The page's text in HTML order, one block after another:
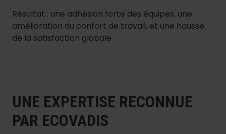
Résultat : une adhésion forte des équipes, une
amélioration du confort de travail, et une hausse
de la satisfaction globale.
UNE EXPERTISE RECONNUE
PAR ECOVADIS